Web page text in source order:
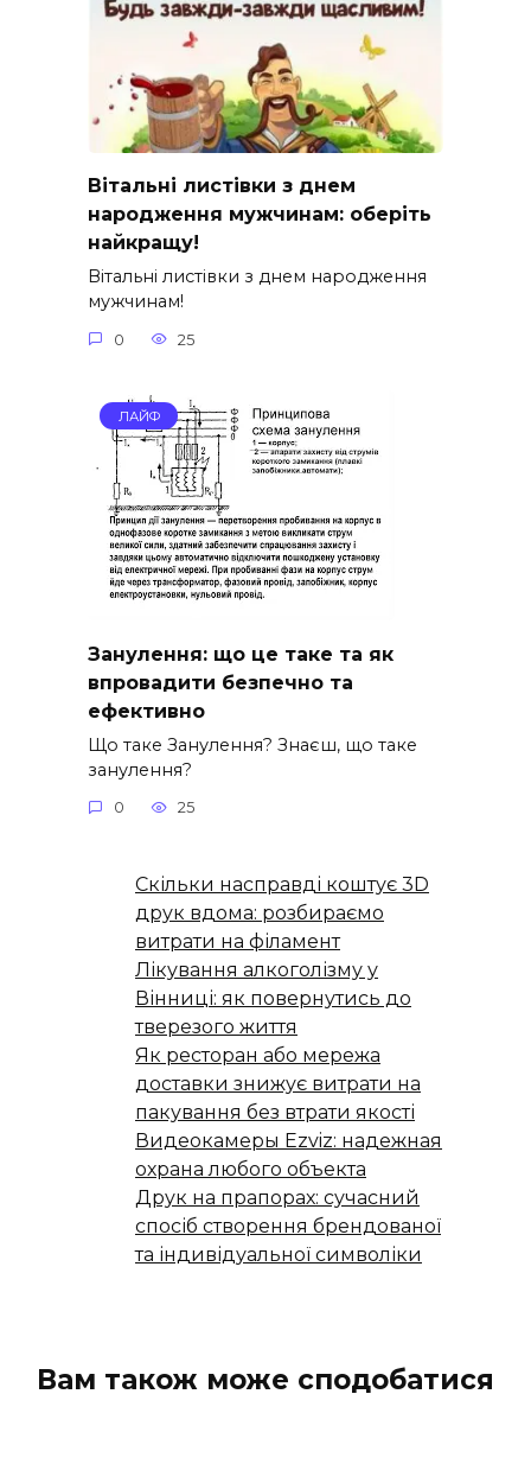
Вітальні листівки з днем
народження мужчинам: оберіть
найкращу!
Вітальні листівки з днем народження
мужчинам!
0 25
ЛАЙФ
Занулення: що це таке та як
впровадити безпечно та
ефективно
Що таке Занулення? Знаєш, що таке
занулення?
0 25
Скільки насправді коштує 3D
друк вдома: розбираємо
витрати на філамент
Лікування алкоголізму у
Вінниці: як повернутись до
тверезого життя
Як ресторан або мережа
доставки знижує витрати на
пакування без втрати якості
Видеокамеры Ezviz: надежная
охрана любого объекта
Друк на прапорах: сучасний
спосіб створення брендованої
та індивідуальної символіки
Вам також може сподобатися